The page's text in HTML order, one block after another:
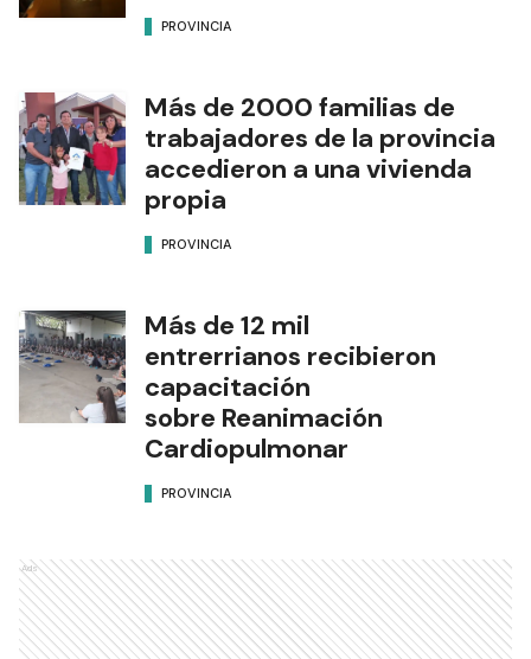
PROVINCIA
Más de 2000 familias de
trabajadores de la provincia
accedieron a una vivienda
propia
PROVINCIA
Más de 12 mil
entrerrianos recibieron
capacitación
sobre Reanimación
Cardiopulmonar
PROVINCIA
Ads